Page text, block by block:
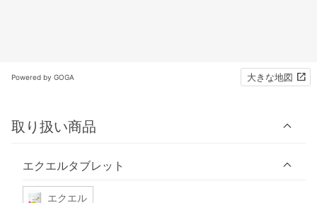
Powered by GOGA 大きな地図
取り扱い商品
エクエルタブレット
エクエル